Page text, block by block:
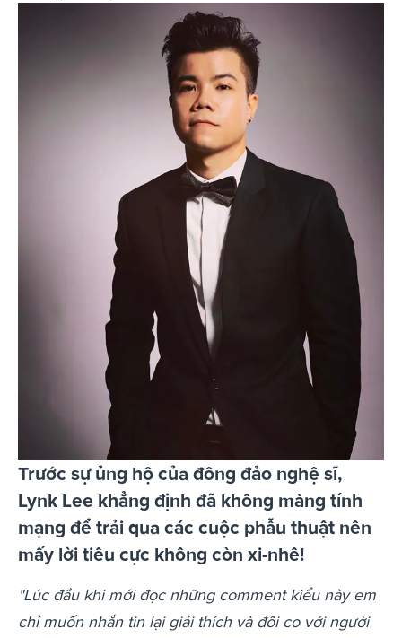
Trước sự ủng hộ của đông đảo nghệ sĩ,
Lynk Lee khẳng định đã không màng tính
mạng để trải qua các cuộc phẫu thuật nên
mấy lời tiêu cực không còn xi-nhê!
"Lúc đầu khi mới đọc những comment kiểu này em
chỉ muốn nhắn tin lại giải thích và đôi co với người